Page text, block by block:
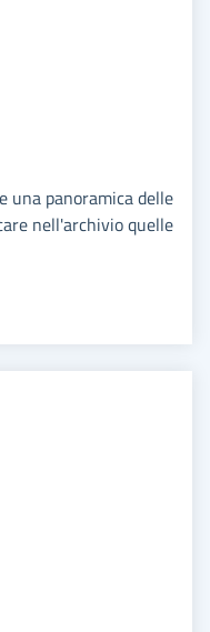
una panoramica delle
nell'archivio quelle